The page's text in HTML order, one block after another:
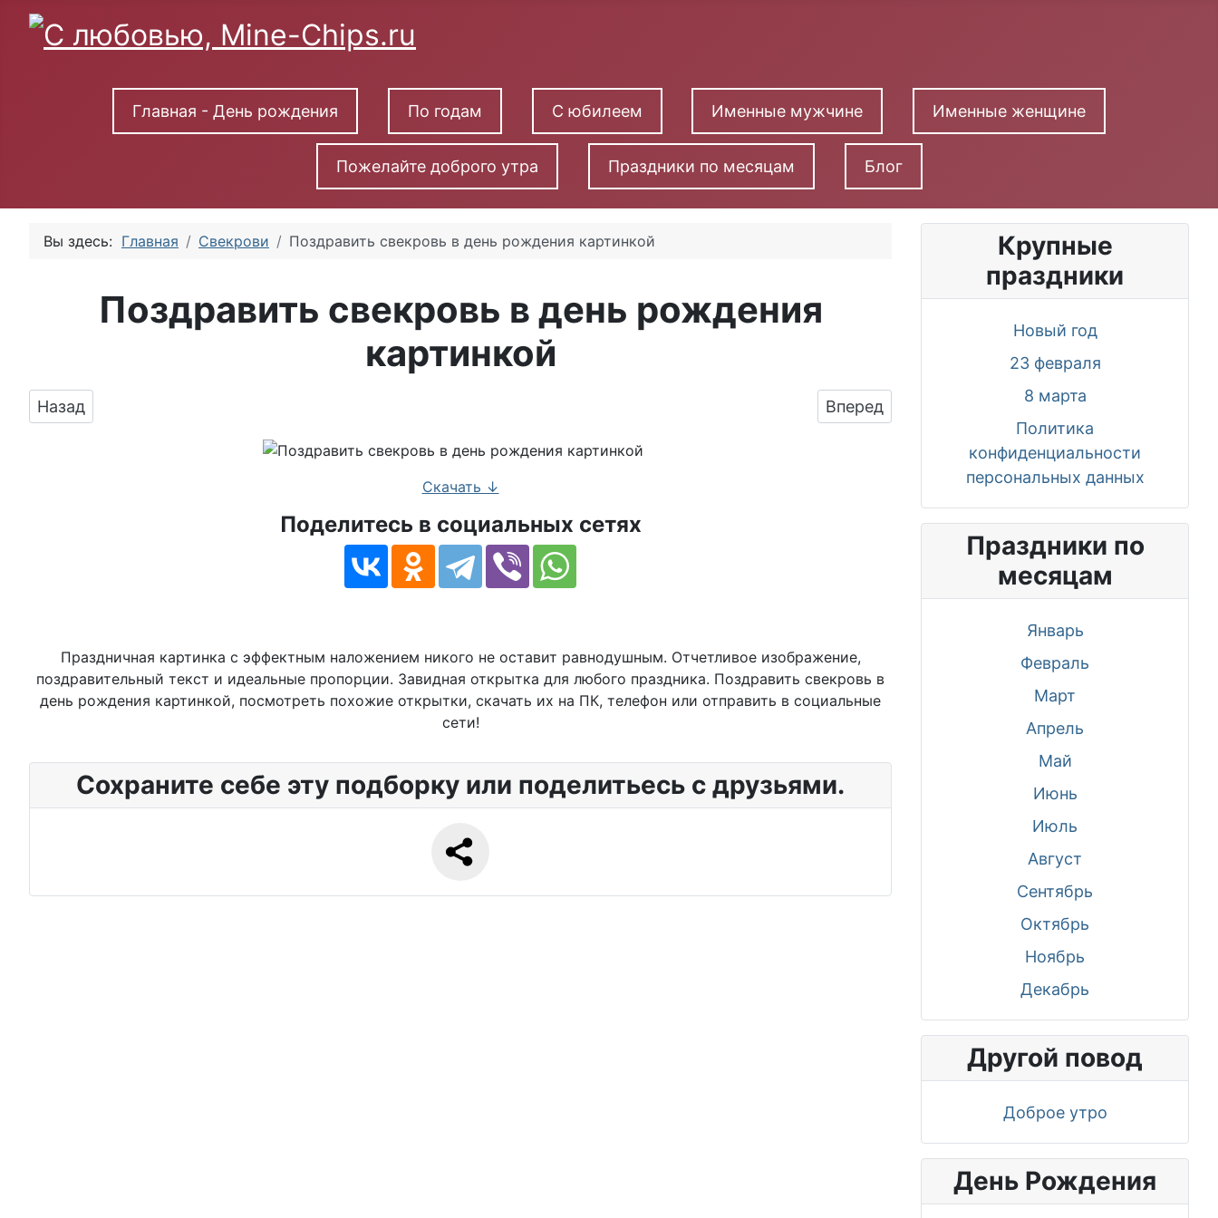
Главная - День рождения По годам С юбилеем Именные мужчине Именные женщине
Пожелайте доброго утра Праздники по месяцам Блог
Вы здесь: Главная Свекрови Поздравить свекровь в день рождения картинкой
Поздравить свекровь в день рождения
картинкой
Предыдущий: Поздравляем с Днём Рождения, открытка свекрови
Назад Следующий: Поздравительная картинка
Вперед
Скачать ↓
Поделитесь в социальных сетях
Праздничная картинка с эффектным наложением никого не оставит равнодушным. Отчетливое изображение,
поздравительный текст и идеальные пропорции. Завидная открытка для любого праздника. Поздравить свекровь в
день рождения картинкой, посмотреть похожие открытки, скачать их на ПК, телефон или отправить в социальные
сети!
Сохраните себе эту подборку или поделитьесь с друзьями.
Крупные
праздники
Новый год
23 февраля
8 марта
Политика
конфиденциальности
персональных данных
Праздники по
месяцам
Январь
Февраль
Март
Апрель
Май
Июнь
Июль
Август
Сентябрь
Октябрь
Ноябрь
Декабрь
Другой повод
Доброе утро
День Рождения